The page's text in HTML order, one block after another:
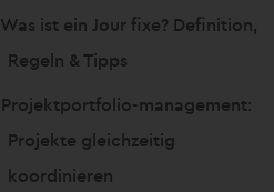
Was ist ein Jour fixe? Definition,
Regeln & Tipps
Projektportfolio-management:
Projekte gleichzeitig
koordinieren